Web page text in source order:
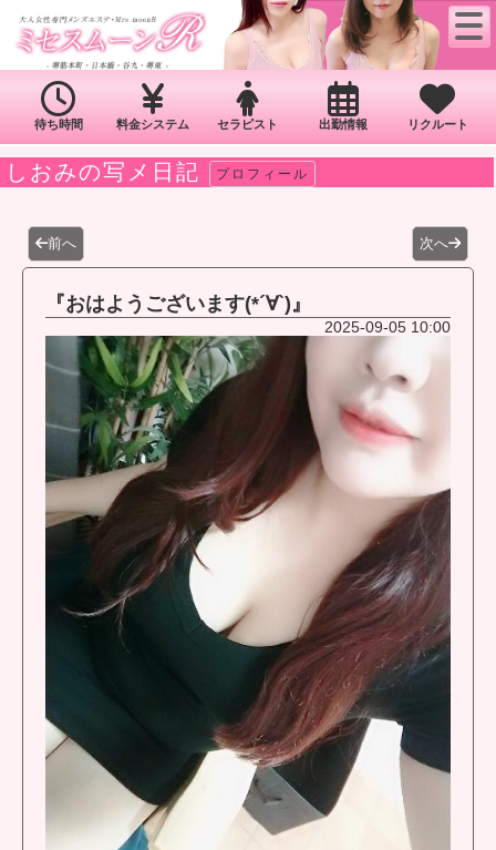
待ち時間 料金システム セラピスト 出勤情報 リクルート
しおみの写メ日記 プロフィール
前へ 次へ
『おはようございます(*´∀`)』
2025-09-05 10:00